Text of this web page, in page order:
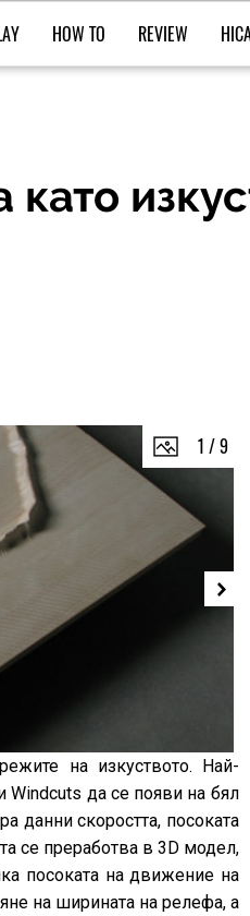
HOW TO REVIEW
1 / 9
на изкуството. Най-
Windcuts да се появи на бял
данни скоростта, посоката
се преработва в 3D модел,
посоката на движение на
на ширината на релефа, а